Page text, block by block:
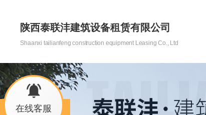
陕西泰联沣建筑设备租赁有限公司
Shaanxi tailianfeng construction equipment Leasing Co., Ltd
在线客服